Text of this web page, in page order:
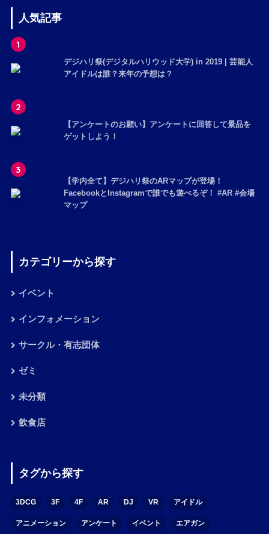
人気記事
1
デジハリ祭(デジタルハリウッド大学) in 2019 | 芸能人
アイドルは誰？来年の予想は？
2
【アンケートのお願い】アンケートに回答して景品を
ゲットしよう！
3
【学内全て】デジハリ祭のARマップが登場！
FacebookとInstagramで誰でも遊べるぞ！ #AR #会場
マップ
カテゴリーから探す
イベント
インフォメーション
サークル・有志団体
ゼミ
未分類
飲食店
タグから探す
3DCG 3F 4F AR DJ VR アイドル
アニメーション アンケート イベント エアガン